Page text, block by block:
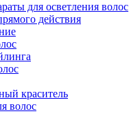
для осветления волос
действия
краситель
волос